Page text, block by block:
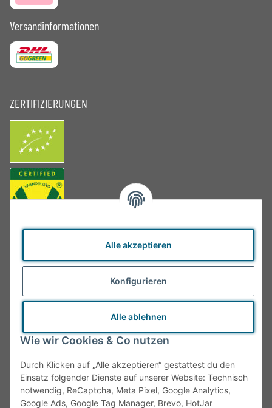
Alle akzeptieren
Konfigurieren
Alle ablehnen
Wie wir Cookies & Co nutzen
Durch Klicken auf „Alle akzeptieren“ gestattest du den
Einsatz folgender Dienste auf unserer Website: Technisch
notwendig, ReCaptcha, Meta Pixel, Google Analytics,
Google Ads, Google Tag Manager, Brevo, HotJar
Versandinformationen
ZERTIFIZIERUNGEN